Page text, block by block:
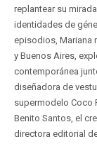
replantear su
identidades de
episodios, Mariana
y Buenos Aires,
contemporánea
diseñadora de
supermodelo Coco
Benito Santos, el
directora editorial